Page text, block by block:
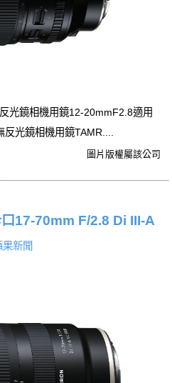
光鏡相機用鏡12-20mmF2.8適用
光鏡相機用鏡TAMR....
圖片版權屬該公司
17-70mm F/2.8 Di III-A
果新聞